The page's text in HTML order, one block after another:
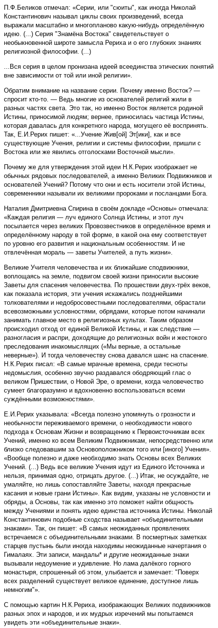
П.Ф.Беликов отмечал: «Серии, или "сюиты", как иногда Николай
Константинович называл циклы своих произведений, всегда
выражали масштабно и многопланово какую-нибудь определённую
идею. (...) Серия "Знамёна Востока" свидетельствует о
необыкновенной широте замысла Рериха и о его глубоких знаниях
религиозной философии. (...)
...Вся серия в целом пронизана идеей всеединства этических понятий
вне зависимости от той или иной религии».
Обратим внимание на название серии. Почему именно Восток? —
спросит кто-то. — Ведь многие из основателей религий жили в
разных частях света. Это так, но именно Восток является родиной
Истины, приносимой людям; вернее, приносилась частица Истины,
которая давалась для конкретного народа, могущего её воспринять.
Так, Е.И.Рерих пишет: «...Учение Жив[ой] Эт[ики], как и все
существующие Учения, религии и системы философии, пришли с
Востока или же явились отголосками Восточной мысли».
Почему же для утверждения этой идеи Н.К.Рерих изображает не
обычных рядовых последователей, а именно Великих Подвижников и
основателей Учений? Потому что они и есть носители этой Истины,
современники называли их великими пророками и посланцами Бога.
Наталия Дмитриевна Спирина в своём докладе «Основы» отмечала:
«Каждая религия — луч единого Солнца Истины, и этот луч
посылается через великих Провозвестников в определённое время и
определённому народу в той форме, в какой она ему соответствует
по уровню его развития и национальным особенностям. И не
отвлечённая мораль — заветы Учителей, а путь жизни».
Великие Учителя человечества и их ближайшие сподвижники,
воплощаясь на земле, подвигом своей жизни приносили высокие
Заветы для спасения человечества. По прошествии двух-трёх веков,
как показала история, эти учения искажались позднейшими
толкователями и недобросовестными последователями, обрастали
всевозможными условностями, обрядами, которые потом начинали
занимать главное место в религиозных культах. Таким образом
происходил отход от единой Великой Истины, и как следствие —
разногласия и распри, доходящие до религиозных войн и жестокого
преследования инакомыслящих («Мы верные, а остальные
неверные»). И тогда человечеству снова давался шанс на спасение.
Н.К.Рерих писал: «В самые мрачные времена, среди тесноты
недомыслия, особенно звучно раздавался ободряющий глас о
великом Пришествии, о Новой Эре, о времени, когда человечество
сумеет благоразумно и вдохновенно воспользоваться всеми
суждёнными возможностями».
Е.И.Рерих указывала: «Всегда полезно упомянуть о грозности и
необычности переживаемого времени, о необходимости нового
подхода к Основам Жизни и возвращению к Первоисточникам всех
Учений, именно ко всем Великим Подвижникам, непосредственно или
близко следовавшим за Основоположником того или [иного] Учения».
«Вообще полезно и даже необходимо знать Основы всех Великих
Учений. (...) Ведь все великие Учения идут из Единого Источника и
нельзя, принимая одно, отрицать другое. (...) Итак, не осуждайте, не
умаляйте, но лишь сопоставляйте Заветы, находя прекрасные
касания и новые грани Истины». Как видим, указаны не условности и
обряды, а Основы, так как именно это поможет найти общность
между Учениями и понять идею единства источника Истины. Николай
Константинович подобные сходства называет «объединительными
знаками». Так, он пишет: «В самых неожиданных проявлениях
встречаемся с объединительными знаками. В посмертных заметках
старцев пустынь были иногда находимы неожиданные начертания о
Гималаях. Эти записи, мандалы* и другие неожиданные знаки
вызывали недоумение и удивление. Но лама далёкого горного
монастыря, спрошенный об этом, улыбается и замечает: "Поверх
всех разделений существует великое единение, доступное лишь
немногим"».
С помощью картин Н.К.Рериха, изображающих Великих подвижников
разных эпох и народов, и их мудрых изречений мы попытаемся
увидеть эти «объединительные знаки».